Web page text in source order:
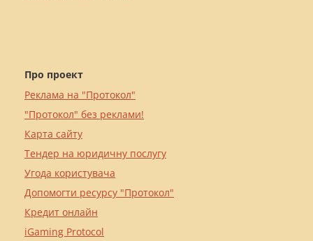
Про проект
Реклама на "Протокол"
"Протокол" без реклами!
Карта сайту
Тендер на юридичну послугу
Угода користувача
Допомогти ресурсу "Протокол"
Кредит онлайн
iGaming Protocol